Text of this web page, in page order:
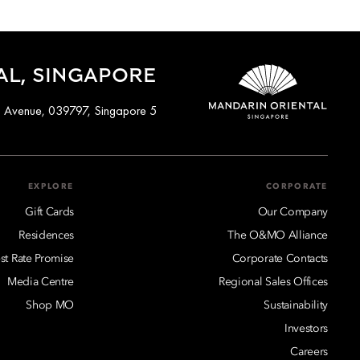
SINGAPORE
5 Raffles Avenue, 039797, Singapore
CORPORATE
Our Company
The O&MO Alliance
Corporate Contacts
Regional Sales Offices
Sustainability
Investors
Careers
EXPLORE
Gift Cards
Residences
Rate Promise
Media Centre
Shop MO